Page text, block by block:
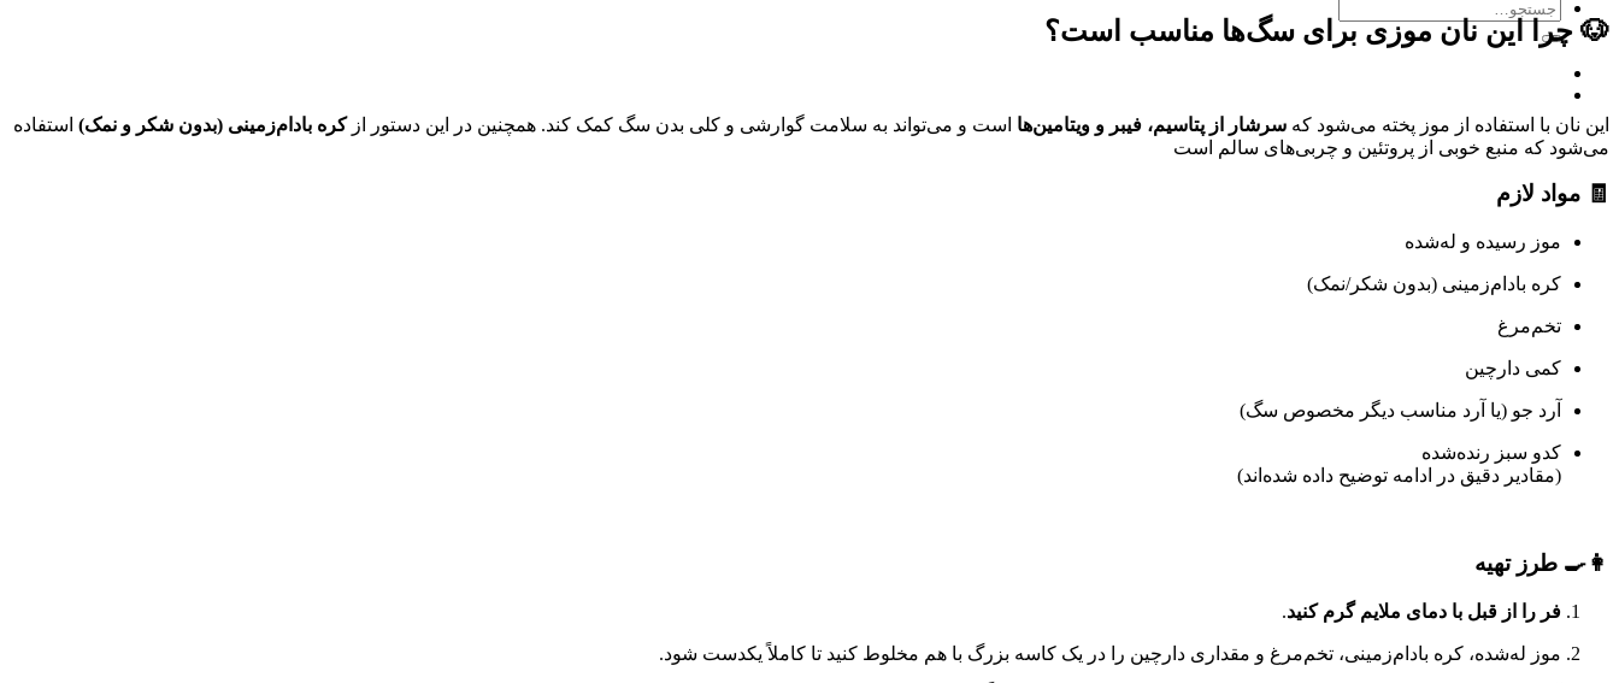
جستجو
برای:
🐶 چرا این نان موزی برای سگ‌ها مناسب است؟
این نان با استفاده از موز پخته می‌شود که سرشار از پتاسیم، فیبر و ویتامین‌ها است و می‌تواند به سلامت گوارشی و کلی بدن سگ کمک کند. همچنین در این دستور ازکره بادام‌زمینی (بدون شکر و نمک) استفاده
می‌شود که منبع خوبی از پروتئین و چربی‌های سالم است
🧾 مواد لازم
موز رسیده و له‌شده
کره بادام‌زمینی (بدون شکر/نمک)
تخم‌مرغ
کمی دارچین
آرد جو (یا آرد مناسب دیگر مخصوص سگ)
کدو سبز رنده‌شده
(مقادیر دقیق در ادامه توضیح داده شده‌اند)
👩‍🍳 طرز تهیه
فر را از قبل با دمای ملایم گرم کنید.
موز له‌شده، کره بادام‌زمینی، تخم‌مرغ و مقداری دارچین را در یک کاسه بزرگ با هم مخلوط کنید تا کاملاً یکدست شود.